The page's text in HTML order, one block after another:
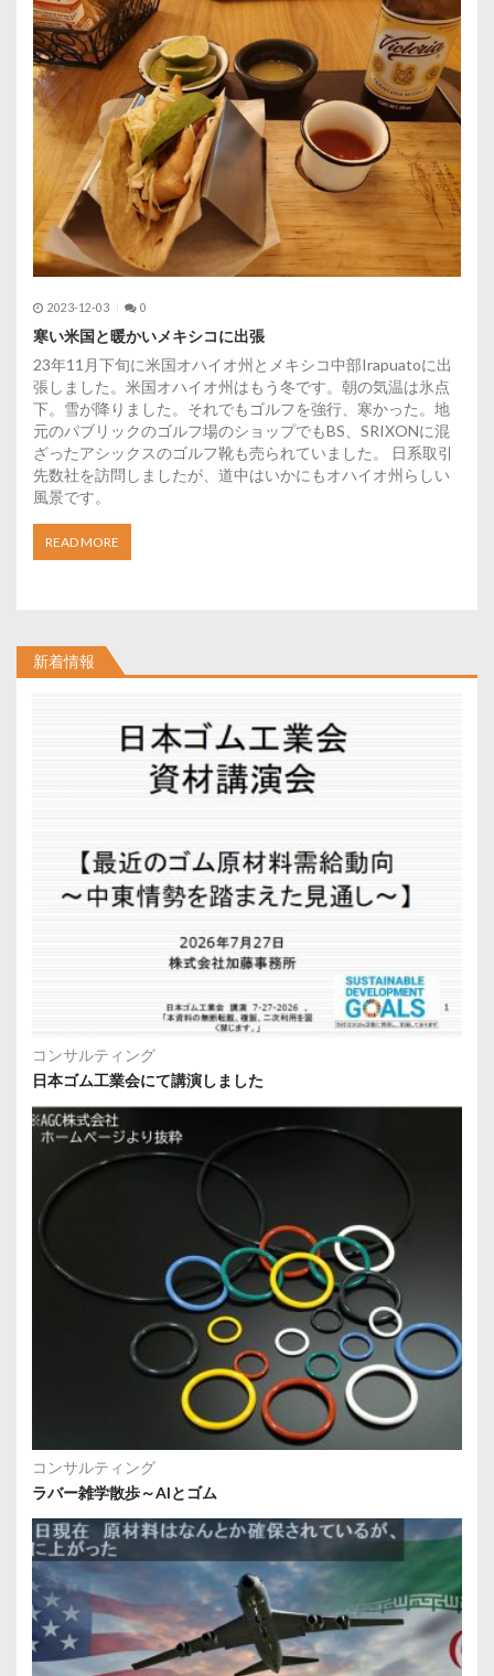
2023-12-03 0
寒い米国と暖かいメキシコに出張
23年11月下旬に米国オハイオ州とメキシコ中部Irapuatoに出
張しました。米国オハイオ州はもう冬です。朝の気温は氷点
下。雪が降りました。それでもゴルフを強行、寒かった。地
元のパブリックのゴルフ場のショップでもBS、SRIXONに混
ざったアシックスのゴルフ靴も売られていました。 日系取引
先数社を訪問しましたが、道中はいかにもオハイオ州らしい
風景です。
READ MORE
新着情報
コンサルティング
日本ゴム工業会にて講演しました
コンサルティング
ラバー雑学散歩～AIとゴム